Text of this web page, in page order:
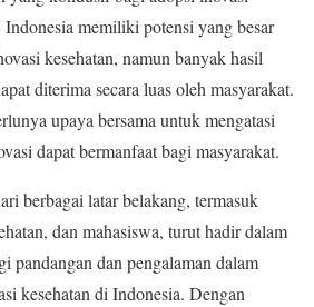
memiliki potensi yang besar
kesehatan, namun banyak hasil
diterima secara luas oleh masyarakat.
upaya bersama untuk mengatasi
dapat bermanfaat bagi masyarakat.
berbagai latar belakang, termasuk
dan mahasiswa, turut hadir dalam
pandangan dan pengalaman dalam
kesehatan di Indonesia. Dengan